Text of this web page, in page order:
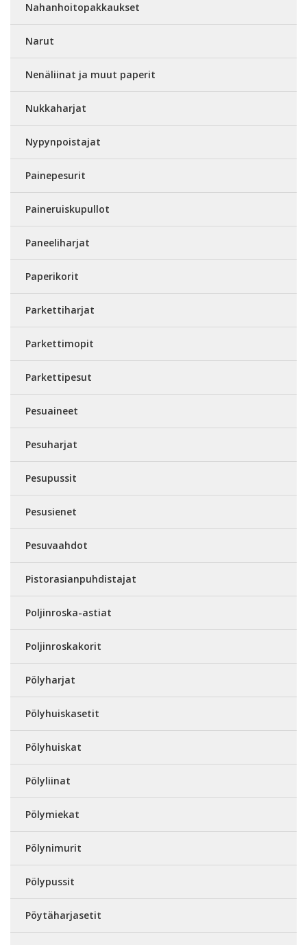
Nahanhoitopakkaukset
Narut
Nenäliinat ja muut paperit
Nukkaharjat
Nypynpoistajat
Painepesurit
Paineruiskupullot
Paneeliharjat
Paperikorit
Parkettiharjat
Parkettimopit
Parkettipesut
Pesuaineet
Pesuharjat
Pesupussit
Pesusienet
Pesuvaahdot
Pistorasianpuhdistajat
Poljinroska-astiat
Poljinroskakorit
Pölyharjat
Pölyhuiskasetit
Pölyhuiskat
Pölyliinat
Pölymiekat
Pölynimurit
Pölypussit
Pöytäharjasetit